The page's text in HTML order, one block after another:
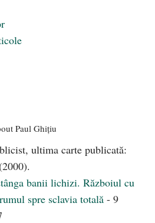
Paul Ghițiu
ultima carte publicată:
banii lichizi. Războiul cu
spre sclavia totală - 9